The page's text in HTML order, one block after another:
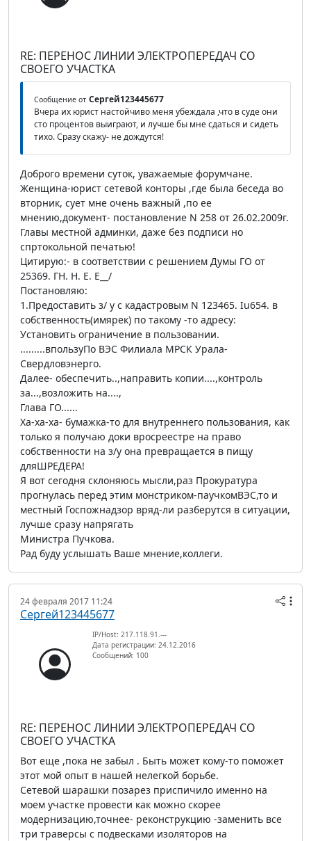
RE: ПЕРЕНОС ЛИНИИ ЭЛЕКТРОПЕРЕДАЧ СО
СВОЕГО УЧАСТКА
Сообщение от Сергей123445677
Вчера их юрист настойчиво меня убеждала ,что в суде они
сто процентов выиграют, и лучше бы мне сдаться и сидеть
тихо. Сразу скажу- не дождутся!
Доброго времени суток, уважаемые форумчане.
Женщина-юрист сетевой конторы ,где была беседа во
вторник, сует мне очень важный ,по ее
мнению,документ- постановление N 258 от 26.02.2009г.
Главы местной админки, даже без подписи но
спртокольной печатью!
Цитирую:- в соответствии с решением Думы ГО от
25369. ГН. Н. Е. Е__/
Постановляю:
1.Предоставить з/ у с кадастровым N 123465. Iu654. в
собственность(имярек) по такому -то адресу:
Установить ограничение в пользовании.
.........впользуПо ВЭС Филиала МРСК Урала-
Свердловэнерго.
Далее- обеспечить..,направить копии....,контроль
за...,возложить на....,
Глава ГО......
Ха-ха-ха- бумажка-то для внутреннего пользования, как
только я получаю доки вросреестре на право
собственности на з/у она превращается в пищу
дляШРЕДЕРА!
Я вот сегодня склоняюсь мысли,раз Прокуратура
прогнулась перед этим монстриком-паучкомВЭС,то и
местный Госпожнадзор вряд-ли разберутся в ситуации,
лучше сразу напрягать
Министра Пучкова.
Рад буду услышать Ваше мнение,коллеги.
24 февраля 2017 11:24
Сергей123445677
IP/Host: 217.118.91.---
Дата регистрации: 24.12.2016
Сообщений: 100
RE: ПЕРЕНОС ЛИНИИ ЭЛЕКТРОПЕРЕДАЧ СО
СВОЕГО УЧАСТКА
Вот еще ,пока не забыл . Быть может кому-то поможет
этот мой опыт в нашей нелегкой борьбе.
Сетевой шарашки позарез приспичило именно на
моем участке провести как можно скорее
модернизацию,точнее- реконструкцию -заменить все
три траверсы с подвесками изоляторов на